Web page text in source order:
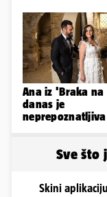
idila!
Ana iz 'Braka
danas je
Sve što
Skini